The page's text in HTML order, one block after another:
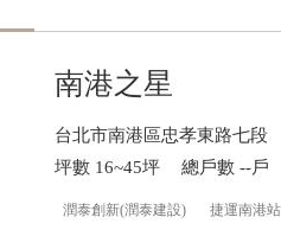
南港之星
台北市南港區忠孝東路七段
坪數 16~45坪
總戶數 --戶
潤泰創新(潤泰建設) 捷運南港站